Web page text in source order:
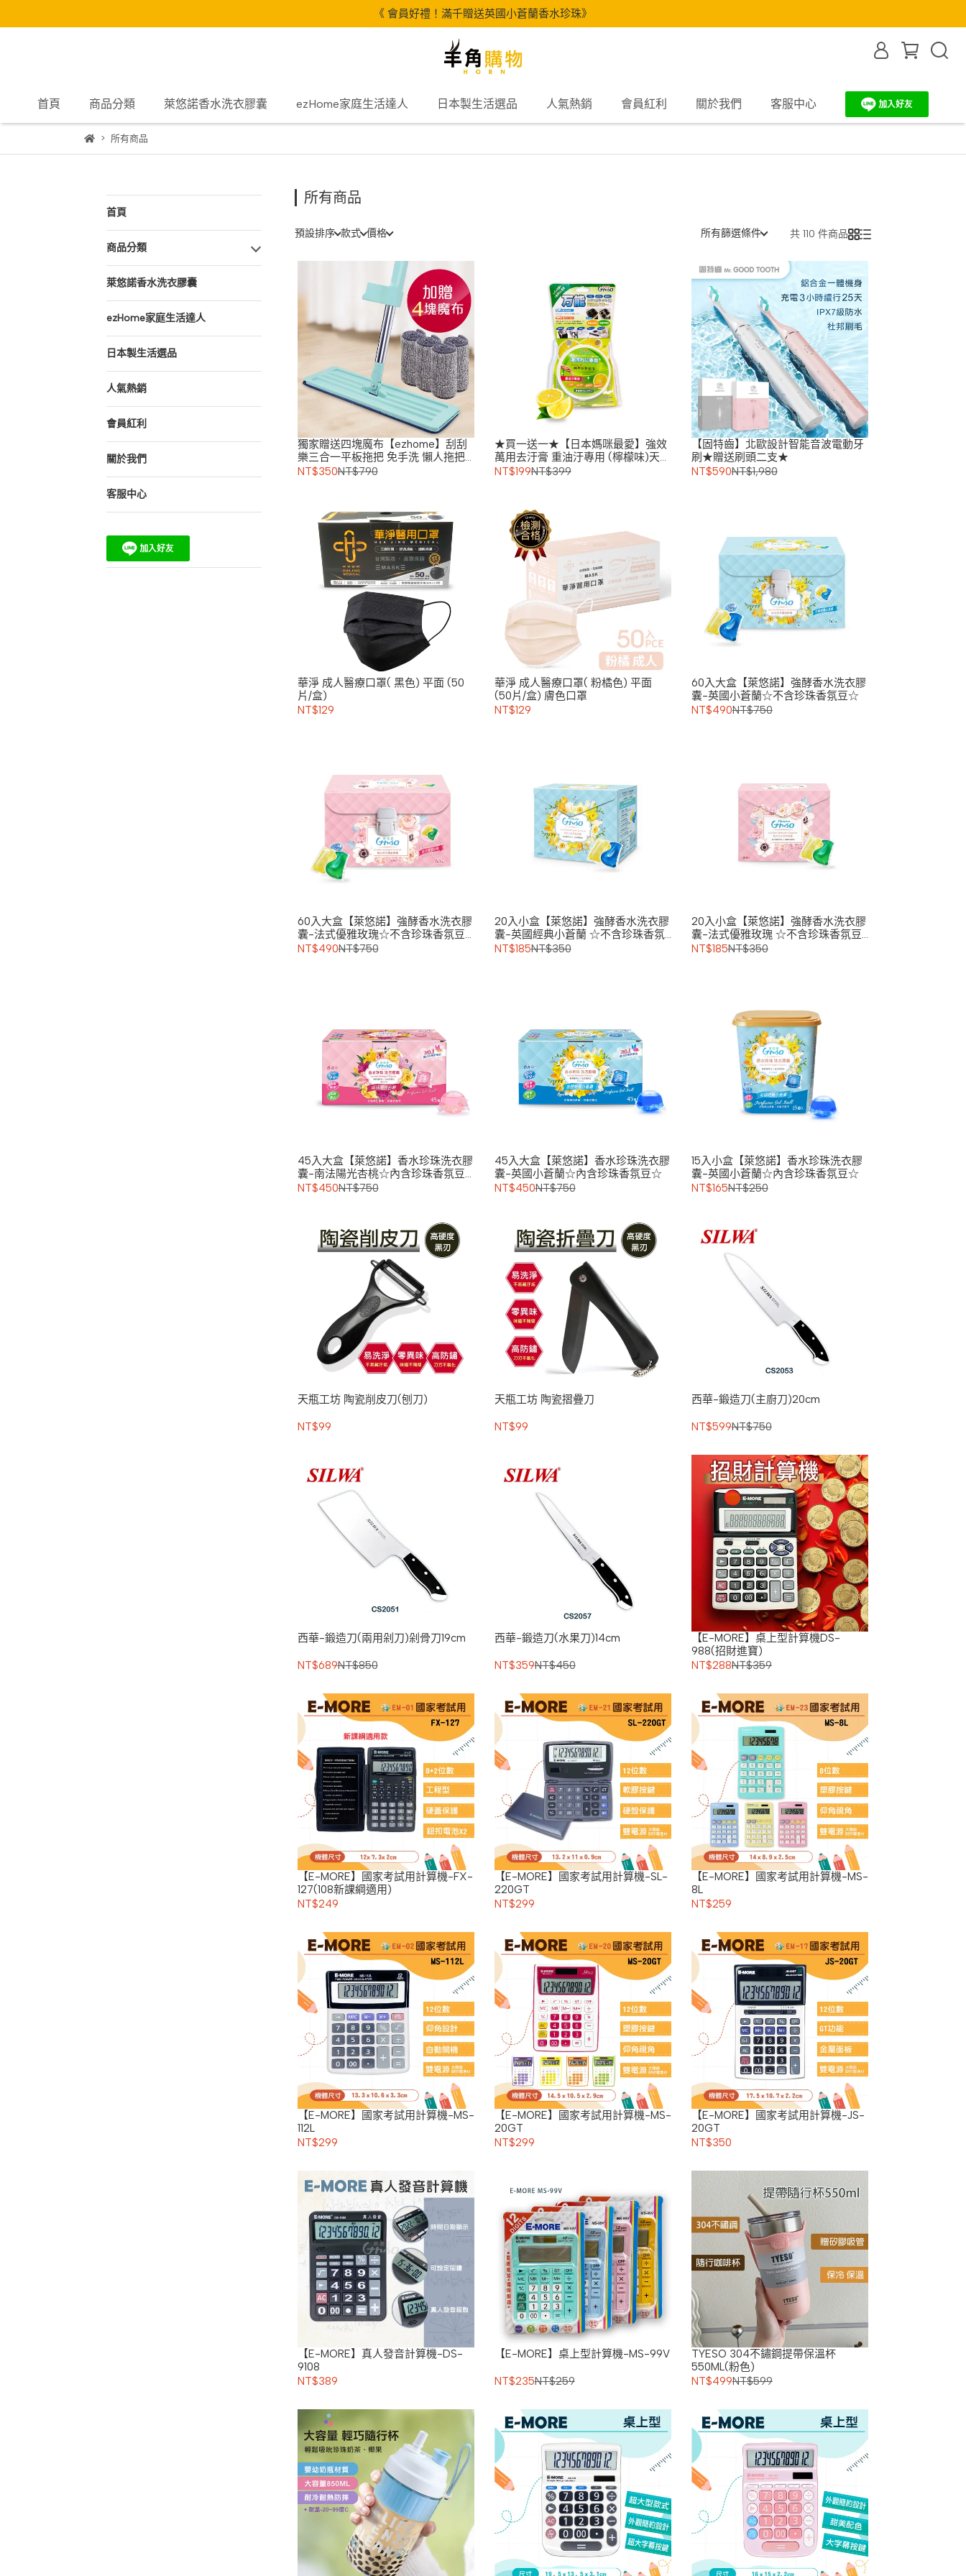
《 會員好禮！滿千贈送英國小蒼蘭香水珍珠》
首頁 商品分類 萊悠諾香水洗衣膠囊 ezHome家庭生活達人 日本製生活選品 人氣熱銷 會員紅利 關於我們 客服中心
所有商品
首頁
商品分類
萊悠諾香水洗衣膠囊
ezHome家庭生活達人
日本製生活選品
人氣熱銷
會員紅利
關於我們
客服中心
所有商品
預設排序 款式 價格 所有篩選條件 共 110 件商品
獨家贈送四塊魔布【ezhome】刮刮
樂三合一平板拖把 免手洗 懶人拖把
(限宅配)
NT$350NT$790
★買一送一★【日本媽咪最愛】強效
萬用去汙膏 重油汙專用 (檸檬味)天然
不傷手
NT$199NT$399
【固特齒】北歐設計智能音波電動牙
刷★贈送刷頭二支★
NT$590NT$1,980
華淨 成人醫療口罩( 黑色) 平面 (50
片/盒)
NT$129
華淨 成人醫療口罩( 粉橘色) 平面
(50片/盒) 膚色口罩
NT$129
60入大盒【萊悠諾】強酵香水洗衣膠
囊-英國小蒼蘭☆不含珍珠香氛豆☆
NT$490NT$750
60入大盒【萊悠諾】強酵香水洗衣膠
囊-法式優雅玫瑰☆不含珍珠香氛豆
☆
NT$490NT$750
20入小盒【萊悠諾】強酵香水洗衣膠
囊-英國經典小蒼蘭 ☆不含珍珠香氛
豆☆
NT$185NT$350
20入小盒【萊悠諾】強酵香水洗衣膠
囊-法式優雅玫瑰 ☆不含珍珠香氛豆
☆
NT$185NT$350
45入大盒【萊悠諾】香水珍珠洗衣膠
囊-南法陽光杏桃☆內含珍珠香氛豆
☆
NT$450NT$750
45入大盒【萊悠諾】香水珍珠洗衣膠
囊-英國小蒼蘭☆內含珍珠香氛豆☆
NT$450NT$750
15入小盒【萊悠諾】香水珍珠洗衣膠
囊-英國小蒼蘭☆內含珍珠香氛豆☆
NT$165NT$250
天瓶工坊 陶瓷削皮刀(刨刀)
NT$99
天瓶工坊 陶瓷摺疊刀
NT$99
西華-鍛造刀(主廚刀)20cm
NT$599NT$750
西華-鍛造刀(兩用剁刀)剁骨刀19cm
NT$689NT$850
西華-鍛造刀(水果刀)14cm
NT$359NT$450
【E-MORE】桌上型計算機DS-
988(招財進寶)
NT$288NT$359
【E-MORE】國家考試用計算機-FX-
127(108新課綱適用)
NT$249
【E-MORE】國家考試用計算機-SL-
220GT
NT$299
【E-MORE】國家考試用計算機-MS-
8L
NT$259
【E-MORE】國家考試用計算機-MS-
112L
NT$299
【E-MORE】國家考試用計算機-MS-
20GT
NT$299
【E-MORE】國家考試用計算機-JS-
20GT
NT$350
【E-MORE】真人發音計算機-DS-
9108
NT$389
【E-MORE】桌上型計算機-MS-99V
NT$235NT$259
TYESO 304不鏽鋼提帶保溫杯
550ML(粉色)
NT$499NT$599